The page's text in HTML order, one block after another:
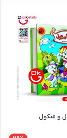
و منگول